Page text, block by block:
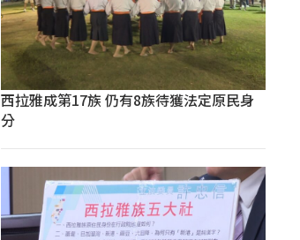
西拉雅成第17族 仍有8族待獲法定原民身
分